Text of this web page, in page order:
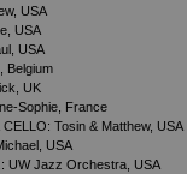
USA
USA
USA
Belgium
UK
Sophie, France
Tosin & Matthew, USA
USA
UW Jazz Orchestra, USA